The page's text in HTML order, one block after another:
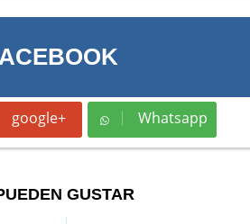
google+ Whatsapp
Whatsapp
GUSTAR